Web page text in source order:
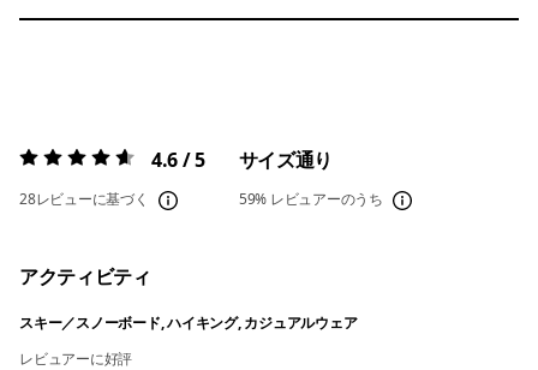
評価:4.6 / 5 4.6 / 5
28レビューに基づく
サイズ通り
59% レビュアーのうち
アクティビティ
スキー／スノーボード, ハイキング, カジュアルウェア
レビュアーに好評